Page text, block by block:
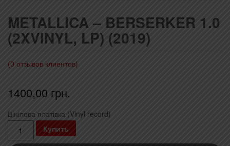
METALLICA – BERSERKER 1.0
(2XVINYL, LP) (2019)
(0 отзывов клиентов)
1400,00 грн.
Вінілова платівка (Vinyl record)
Количество
Metallica
Купить